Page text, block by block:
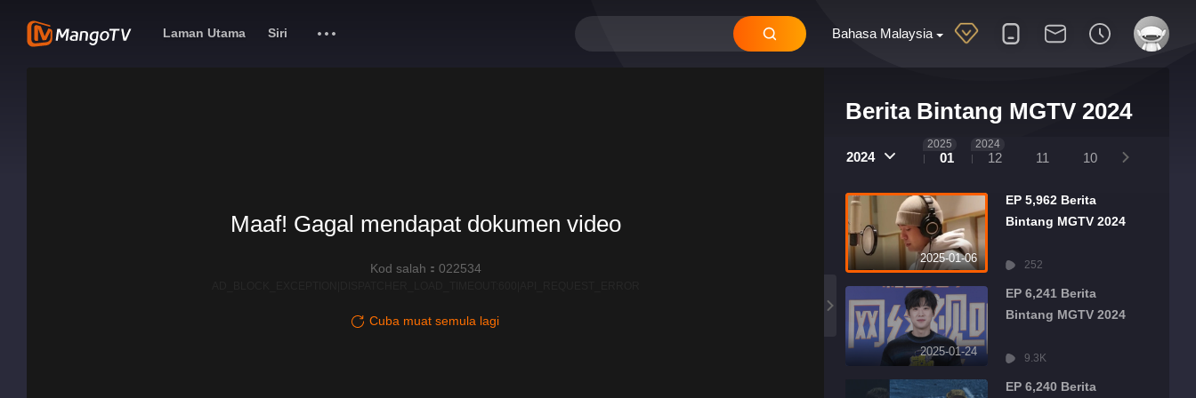
Bahasa Malaysia
Laman Utama Siri
Berita Bintang MGTV 2024
2024 01
2025
12
2024
11 10
2025-01-06
EP 5,962 Berita
Bintang MGTV 2024
252
2025-01-24
EP 6,241 Berita
Bintang MGTV 2024
9.3K
EP 6,240 Berita
Maaf! Gagal mendapat dokumen video
Kod salah：022534
Cuba muat semula lagi